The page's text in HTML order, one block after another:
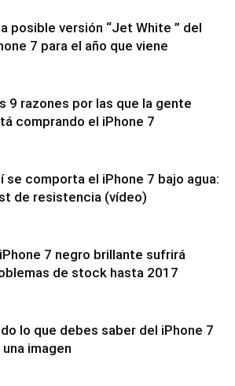
posible versión “Jet White ” del
7 para el año que viene
9 razones por las que la gente
comprando el iPhone 7
se comporta el iPhone 7 bajo agua:
de resistencia (vídeo)
7 negro brillante sufrirá
de stock hasta 2017
lo que debes saber del iPhone 7
una imagen